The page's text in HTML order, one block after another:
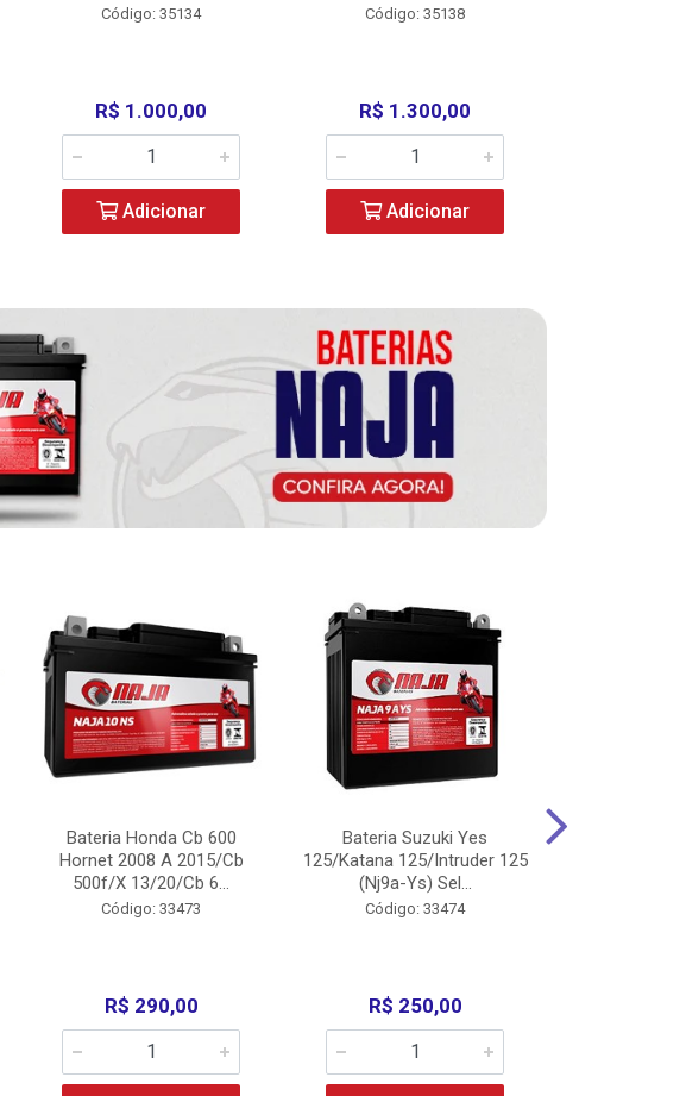
Código: 35134
R$ 1.000,00
Adicionar
Código: 35138
R$ 1.300,00
Adicionar
Bateria Honda Cb 600
Hornet 2008 A 2015/Cb
500f/X 13/20/Cb 6...
Código: 33473
R$ 290,00
Bateria Suzuki Yes
125/Katana 125/Intruder 125
(Nj9a-Ys) Sel...
Código: 33474
R$ 250,00